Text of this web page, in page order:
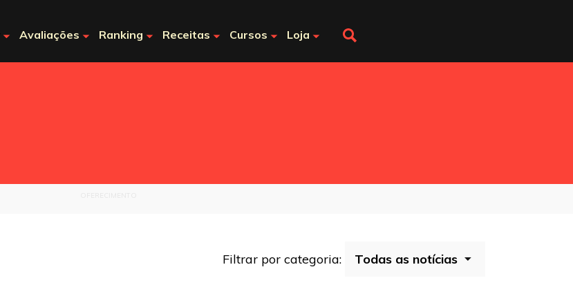
Avaliações Ranking Receitas Cursos Loja
Filtrar por categoria: